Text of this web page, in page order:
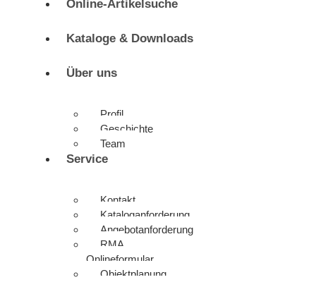
Online-Artikelsuche
Kataloge & Downloads
Über uns
Profil
Geschichte
Team
Service
Kontakt
Kataloganforderung
Angebotanforderung
RMA
Onlineformular
Objektplanung